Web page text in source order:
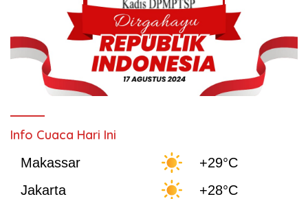
Info Cuaca Hari Ini
Makassar
+29°C
Jakarta
+28°C